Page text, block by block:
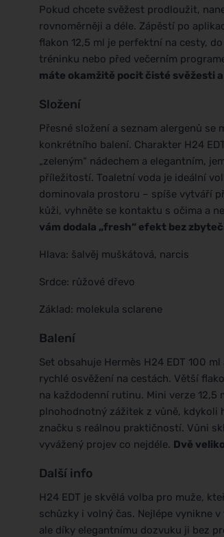
Pokud chcete svěžest prodloužit,
rovnoměrněji a déle. Zápěstí po
flakon 12,5 ml je perfektní na cesty,
tréninku nebo před večerním
máte okamžitě pocit čisté svěžesti
Složení
Přesné složení a seznam alergenů
konkrétního balení. Charakter H24
„zeleným“ nádechem a elegantním,
příležitostí. Toaletní voda je ideální
dominovala prostoru – spíše vytváří
kůži, vyhněte se kontaktu s očima a
vám dodala „fresh“ efekt bez
Hlava: šalvěj muškátová, narcis
Srdce: růžové dřevo
Základ: molekula sclarene
Balení
Set obsahuje Hermès H24 EDT 100
rychlé osvěžení na cestách. Větší
na každodenní rutinu. Mini verze
plnohodnotný zážitek z vůně,
značku s reálnou praktičností. Vůni
vyvážený projev co nejdéle. Dvě
Další info
H24 EDT je skvělá volba pro muže,
schůzky i volný čas. Nejlépe vynikne
ale díky elegantnímu dozvuku ji bez